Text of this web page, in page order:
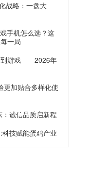
战略：一盘大
手机怎么选？这
一局
到游戏——2026年
更加贴合多样化使
诚信品质启新程
技赋能蛋鸡产业